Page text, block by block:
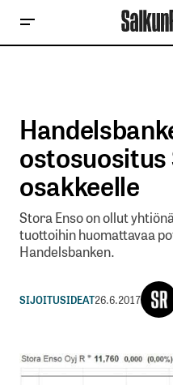
ostosuositus
osakkeelle
Stora Enso on ollut
tuottoihin huomattavaa
Handelsbanken.
SIJOITUSIDEAT26.6.2017